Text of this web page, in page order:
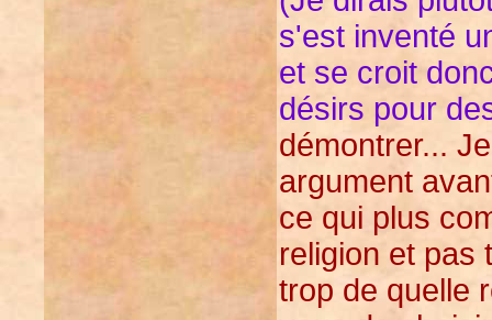
s'est inventé
et se croit
désirs pour
démontrer...
argument
ce qui plus
religion et pas
trop de quelle